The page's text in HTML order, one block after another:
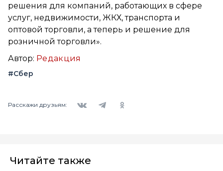
решения для компаний, работающих в сфере
услуг, недвижимости, ЖКХ, транспорта и
оптовой торговли, а теперь и решение для
розничной торговли».
Автор: Редакция
#Сбер
Расскажи друзьям:
Читайте также